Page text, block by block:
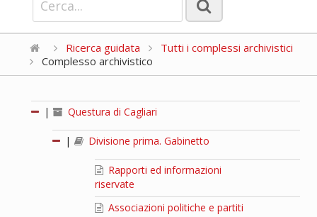
Ricerca guidata
Tutti i complessi archivistici
Complesso archivistico
| Questura di Cagliari
| Divisione prima. Gabinetto
Rapporti ed informazioni
riservate
Associazioni politiche e partiti